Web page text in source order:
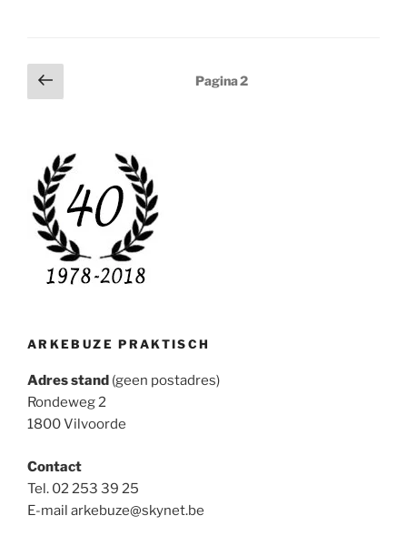
Berichten
paginering
Vorige
pagina
Pagina2
ARKEBUZE PRAKTISCH
Adres stand (geen postadres)
Rondeweg 2
1800 Vilvoorde
Contact
Tel. 02 253 39 25
E-mail arkebuze@skynet.be